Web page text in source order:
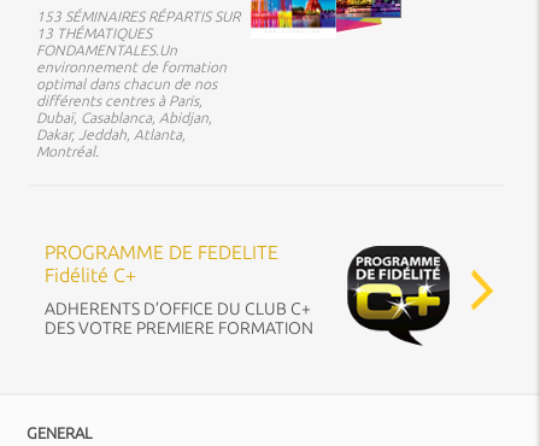
153 SÉMINAIRES RÉPARTIS SUR
13 THÉMATIQUES
FONDAMENTALES.Un
environnement de formation
optimal dans chacun de nos
différents centres à Paris,
Dubaï, Casablanca, Abidjan,
Dakar, Jeddah, Atlanta,
Montréal.
PROGRAMME DE FEDELITE
Fidélité C+
ADHERENTS D’OFFICE DU CLUB C+
DES VOTRE PREMIERE FORMATION
GENERAL